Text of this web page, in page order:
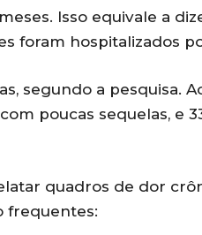
Isso equivale a
foram hospitalizados
segundo a pesquisa.
poucas sequelas, e
quadros de dor
frequentes: